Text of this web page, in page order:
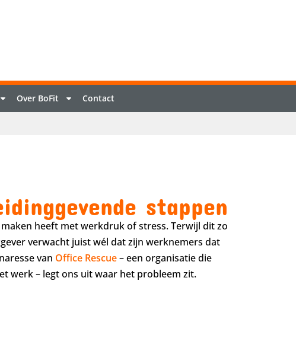
Over BoFit Contact
stappen
heeft met werkdruk of stress. Terwijl dit zo
verwacht juist wél dat zijn werknemers dat
van Office Rescue– een organisatie die
werk – legt ons uit waar het probleem zit.